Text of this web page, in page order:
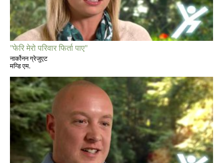
"फेरि मेरो परिवार फिर्ता पाए"
नार्कोनन ग्रेजुएट
मन्डि एम.